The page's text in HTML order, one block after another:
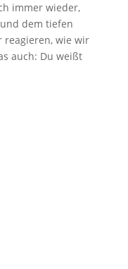
immer wieder,
dem tiefen
reagieren, wie wir
auch: Du weißt